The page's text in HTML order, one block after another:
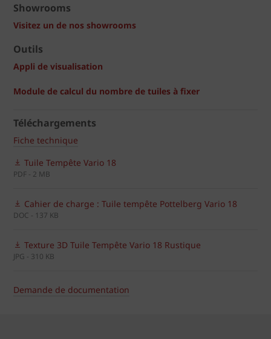
Showrooms
Visitez un de nos showrooms
Outils
Appli de visualisation
Module de calcul du nombre de tuiles à fixer
Téléchargements
Fiche technique
Tuile Tempête Vario 18
PDF - 2 MB
Cahier de charge : Tuile tempête Pottelberg Vario 18
DOC - 137 KB
Texture 3D Tuile Tempête Vario 18 Rustique
JPG - 310 KB
Demande de documentation